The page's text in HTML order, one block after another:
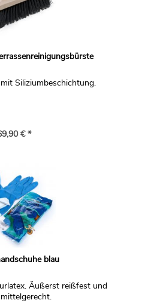
Siliziumbeschichtung.
€ *
blau
Äußerst reißfest und